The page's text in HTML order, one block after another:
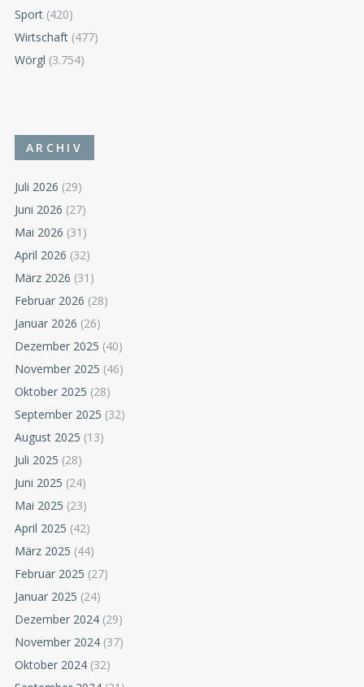
Sport (420)
Wirtschaft (477)
Wörgl (3.754)
ARCHIV
Juli 2026 (29)
Juni 2026 (27)
Mai 2026 (31)
April 2026 (32)
März 2026 (31)
Februar 2026 (28)
Januar 2026 (26)
Dezember 2025 (40)
November 2025 (46)
Oktober 2025 (28)
September 2025 (32)
August 2025 (13)
Juli 2025 (28)
Juni 2025 (24)
Mai 2025 (23)
April 2025 (42)
März 2025 (44)
Februar 2025 (27)
Januar 2025 (24)
Dezember 2024 (29)
November 2024 (37)
Oktober 2024 (32)